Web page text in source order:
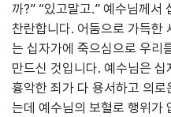
까?” “있고말고.” 예수님께서
찬란합니다. 어둠으로 가득한
는 십자가에 죽으심으로 우리
만드신 것입니다. 예수님은
흉악한 죄가 다 용서하고 의
는데 예수님의 보혈로 행위가